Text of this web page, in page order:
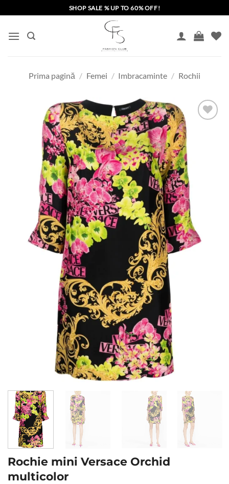
to
content
SHOP SALE % UP TO 60% OFF!
Prima pagină / Femei / Imbracaminte / Rochii
Rochie mini Versace Orchid
multicolor